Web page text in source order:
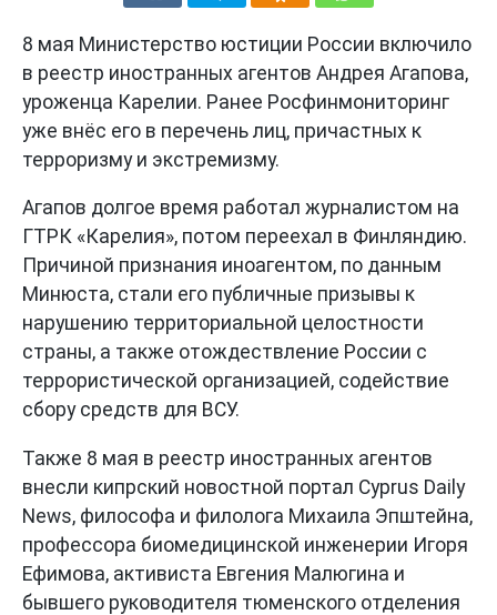
8 мая Министерство юстиции России включило
в реестр иностранных агентов Андрея Агапова,
уроженца Карелии. Ранее Росфинмониторинг
уже внёс его в перечень лиц, причастных к
терроризму и экстремизму.
Агапов долгое время работал журналистом на
ГТРК «Карелия», потом переехал в Финляндию.
Причиной признания иноагентом, по данным
Минюста, стали его публичные призывы к
нарушению территориальной целостности
страны, а также отождествление России с
террористической организацией, содействие
сбору средств для ВСУ.
Также 8 мая в реестр иностранных агентов
внесли кипрский новостной портал Cyprus Daily
News, философа и филолога Михаила Эпштейна,
профессора биомедицинской инженерии Игоря
Ефимова, активиста Евгения Малюгина и
бывшего руководителя тюменского отделения